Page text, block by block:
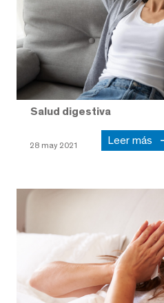
Salud digestiva
28 may 2021 Leer más